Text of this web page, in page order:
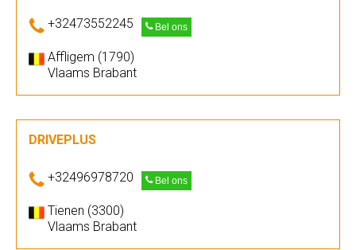
+32473552245 Bel ons
Affligem (1790)
Vlaams Brabant
DRIVEPLUS
+32496978720 Bel ons
Tienen (3300)
Vlaams Brabant